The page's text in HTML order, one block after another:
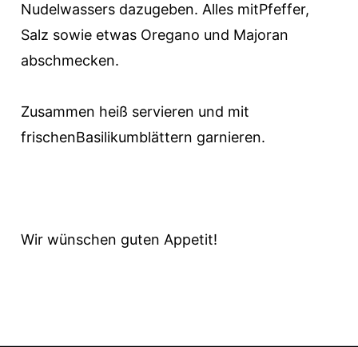
Nudelwassers dazugeben. Alles mitPfeffer,
Salz sowie etwas Oregano und Majoran
abschmecken.
Zusammen heiß servieren und mit
frischenBasilikumblättern garnieren.
Wir wünschen guten Appetit!